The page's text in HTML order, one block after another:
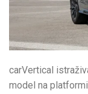
carVertical
model na